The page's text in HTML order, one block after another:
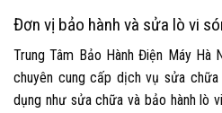
Đơn vị bảo hành và sửa lò vi
Trung Tâm Bảo Hành Điện Máy Hà
chuyên cung cấp dịch vụ sửa
dụng như sửa chữa và bảo hành lò